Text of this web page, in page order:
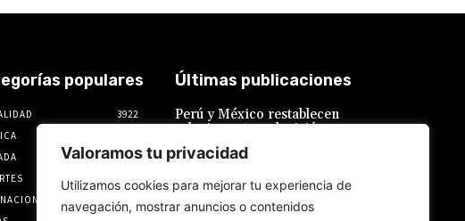
Valoramos tu privacidad
Utilizamos cookies para mejorar tu experiencia de
navegación, mostrar anuncios o contenidos
populares
3922
619
Últimas publicaciones
Perú y México restablecen
relaciones tras decisión peruana
de acceder al pedido mexicano
de conceder salvoconducto a
7 de agosto de 2026